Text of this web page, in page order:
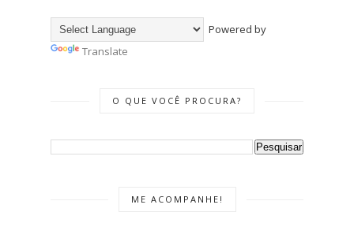
Powered by
Translate
O QUE VOCÊ PROCURA?
ME ACOMPANHE!